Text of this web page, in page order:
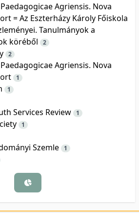
Agriensis. Nova
= Az Eszterházy Károly Főiskola
Tanulmányok a
köréből
2
2
Agriensis. Nova
1
1
Services Review 1
1
Szemle 1